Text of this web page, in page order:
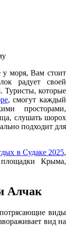
у моря, Вам стоит
радует своей
Туристы, которые
, смогут каждый
просторами,
слушать шорох
подходит для
в Судаке 2025,
площадки Крыма,
Алчак
виды
вид на